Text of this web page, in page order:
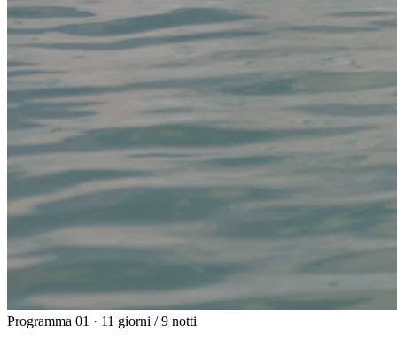
Programma 01 · 11 giorni / 9 notti